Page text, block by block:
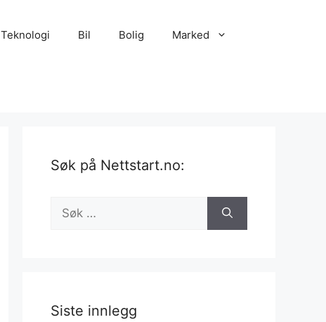
Teknologi Bil Bolig Marked
Søk på Nettstart.no:
Søk
etter:
Siste innlegg